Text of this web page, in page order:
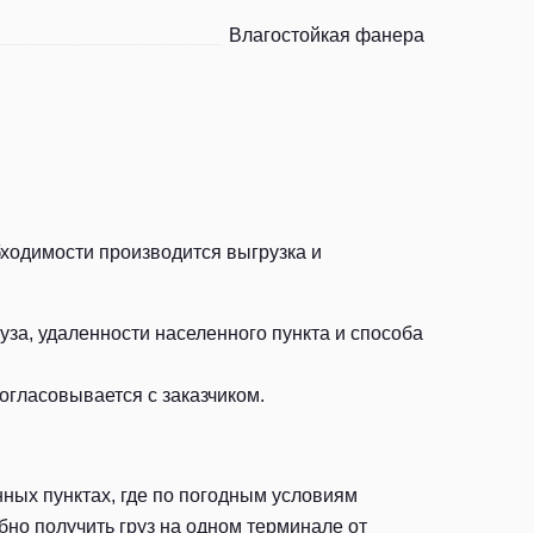
Влагостойкая фанера
производится выгрузка и
удаленности населенного пункта и способа
с заказчиком.
пунктах, где по погодным условиям
получить груз на одном терминале от